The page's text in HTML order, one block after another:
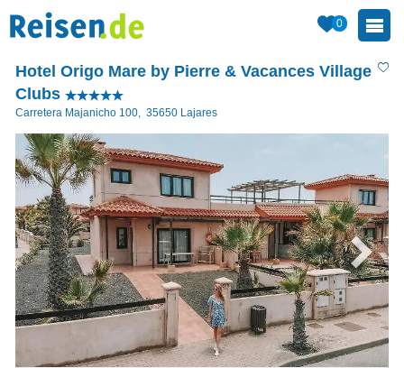
0
Hotel Origo Mare by Pierre & Vacances Village
Clubs
Carretera Majanicho 100, 35650 Lajares